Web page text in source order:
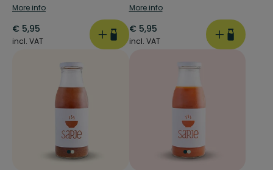
€ 5,95
incl. VAT
More info
€ 5,95
incl. VAT
More info